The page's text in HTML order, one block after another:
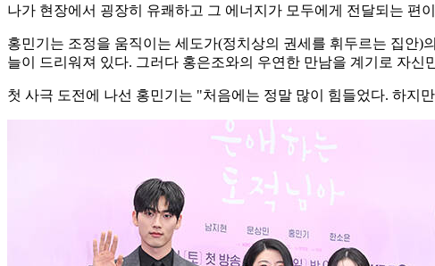
나가 현장에서 굉장히 유쾌하고 그 에너지가 모두에게 전달되는 편
홍민기는 조정을 움직이는 세도가(정치상의 권세를 휘두르는 집안
늘이 드리워져 있다. 그러다 홍은조와의 우연한 만남을 계기로 자신
첫 사극 도전에 나선 홍민기는 "처음에는 정말 많이 힘들었다. 하지